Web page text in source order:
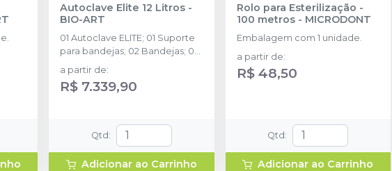
Autoclave Elite 12 Litros -
BIO-ART
01 Autoclave ELITE; 01 Suporte
para bandejas; 02 Bandejas; 01
Copo dosador; 01 Filtro Interno
de Saída de vapor, (ver
capitulo 10); 01 Mangueira para
a partir de:
R$ 7.339,90
Qtd :
Adicionar ao Carrinho
Rolo para Esterilização -
100 metros- MICRODONT
Embalagem com 1 unidade.
a partir de:
R$ 48,50
Qtd :
Adicionar ao Carrinho